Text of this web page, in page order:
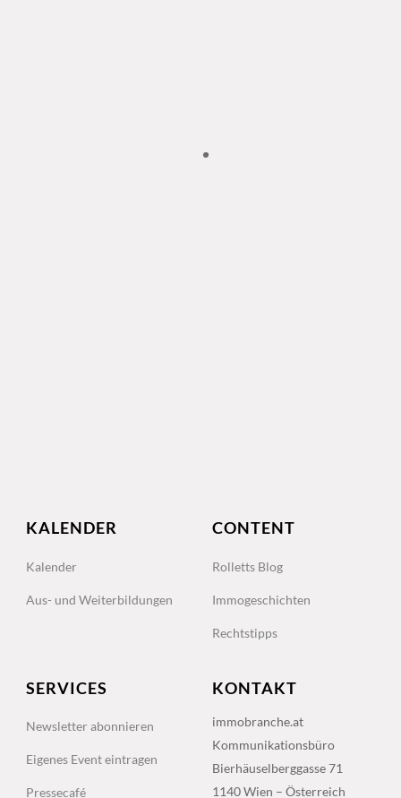
KALENDER
Kalender
Aus- und Weiterbildungen
CONTENT
Rolletts Blog
Immogeschichten
Rechtstipps
SERVICES
Newsletter abonnieren
Eigenes Event eintragen
Pressecafé
KONTAKT
immobranche.at
Kommunikationsbüro
Bierhäuselberggasse 71
1140 Wien – Österreich